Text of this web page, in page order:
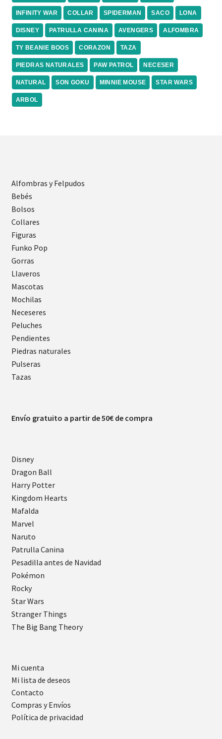
INFINITY WAR COLLAR SPIDERMAN SACO LONA
DISNEY PATRULLA CANINA AVENGERS ALFOMBRA
TY BEANIE BOOS CORAZON TAZA
PIEDRAS NATURALES PAW PATROL NECESER
NATURAL SON GOKU MINNIE MOUSE STAR WARS
ARBOL
Alfombras y Felpudos
Bebés
Bolsos
Collares
Figuras
Funko Pop
Gorras
Llaveros
Mascotas
Mochilas
Neceseres
Peluches
Pendientes
Piedras naturales
Pulseras
Tazas
Envío gratuito a partir de 50€ de compra
Disney
Dragon Ball
Harry Potter
Kingdom Hearts
Mafalda
Marvel
Naruto
Patrulla Canina
Pesadilla antes de Navidad
Pokémon
Rocky
Star Wars
Stranger Things
The Big Bang Theory
Mi cuenta
Mi lista de deseos
Contacto
Compras y Envíos
Política de privacidad